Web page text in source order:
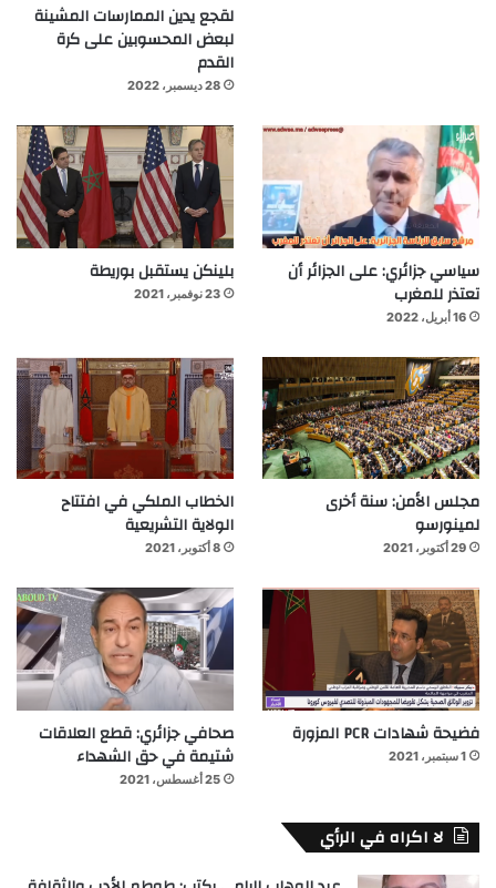
لقجع يدين الممارسات المشينة
لبعض المحسوبين على كرة
القدم
28 ديسمبر، 2022
سياسي جزائري: على الجزائر أن
تعتذر للمغرب
16 أبريل، 2022
بلينكن يستقبل بوريطة
23 نوفمبر، 2021
مجلس الأمن: سنة أخرى
لمينورسو
29 أكتوبر، 2021
الخطاب الملكي في افتتاح
الولاية التشريعية
8 أكتوبر، 2021
فضيحة شهادات PCR المزورة
1 سبتمبر، 2021
صحافي جزائري: قطع العلاقات
شتيمة في حق الشهداء
25 أغسطس، 2021
لا اكراه في الرأي